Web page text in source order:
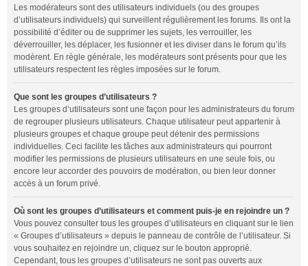
Les modérateurs sont des utilisateurs individuels (ou des groupes
d’utilisateurs individuels) qui surveillent régulièrement les forums. Ils ont la
possibilité d’éditer ou de supprimer les sujets, les verrouiller, les
déverrouiller, les déplacer, les fusionner et les diviser dans le forum qu’ils
modèrent. En règle générale, les modérateurs sont présents pour que les
utilisateurs respectent les règles imposées sur le forum.
Que sont les groupes d’utilisateurs ?
Les groupes d’utilisateurs sont une façon pour les administrateurs du forum
de regrouper plusieurs utilisateurs. Chaque utilisateur peut appartenir à
plusieurs groupes et chaque groupe peut détenir des permissions
individuelles. Ceci facilite les tâches aux administrateurs qui pourront
modifier les permissions de plusieurs utilisateurs en une seule fois, ou
encore leur accorder des pouvoirs de modération, ou bien leur donner
accès à un forum privé.
Où sont les groupes d’utilisateurs et comment puis-je en rejoindre un ?
Vous pouvez consulter tous les groupes d’utilisateurs en cliquant sur le lien
« Groupes d’utilisateurs » depuis le panneau de contrôle de l’utilisateur. Si
vous souhaitez en rejoindre un, cliquez sur le bouton approprié.
Cependant, tous les groupes d’utilisateurs ne sont pas ouverts aux